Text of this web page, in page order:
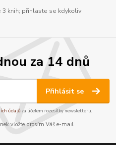
3 knih; přihlaste se kdykoliv
za 14 dnů
Přihlásit se
údajůza účelem rozesílky newsletteru.
vložte prosím Váš e-mail